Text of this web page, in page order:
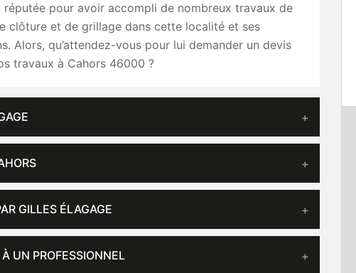
réputée pour avoir accompli de nombreux travaux de
clôture et de grillage dans cette localité et ses
Alors, qu’attendez-vous pour lui demander un devis
travaux à Cahors 46000 ?
GILLES ÉLAGAGE
UN PROFESSIONNEL